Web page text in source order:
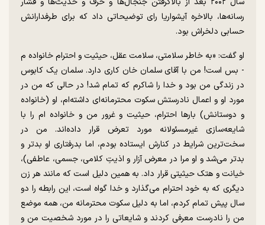
رسانه‌ها، بالاخره آیشواریا رای توضیحاتی داد که برای طرفدارانش
حسابی دلخراش بود.
او گفت: «به خاطر سلامتی، سلامت عقل، حیثیت و احترام خانواده م
- بس است! من با آقای سلمان خان کاری دارد. سلمان یک کابوس
در زندگی من بود و خدا را شاکرم که تمام شد! در حالی که من در
مورد او و اعمال نادرستش سکوت محترمانه‌ای داشته‌ام، او (خانواده
و دوستانش) بار‌ها احترام، حیثیت و غرور من و خانواده ام را با
شایعه‌سازی غیرمسئولانه مورد تعرض قرار داده‌اند. من در
سخت‌ترین شرایط در کنارش ایستاده بودم، اما بدرفتاری او بدتر و
بدتر می‌شد و او مرا در معرض آزار و اذیتِ کلامی، جسمی، عاطفی)،
خیانت و هتک حیثیتی قرار داد. به همین دلیل است که مانند هر زن
دیگری که به خود احترام می‌گذارد و خدا گواه است، این رابطه را دو
سال پیش تمام کردم، اما به دلیل سکوت محترمانه من، همه موضع
من را نادرست معرفی کردند و شایعاتی را در مورد شخصیت من و